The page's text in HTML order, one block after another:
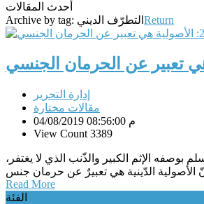
أحدث المقالات
Archive by tag: التطرّف الديني Return
إدارة التحرير
مقالات مختارة
04/08/2019 08:56:00 م
View Count 3389
الإثم الكبير والذّنب الذي لا يغتفر،
Read More
الفئة